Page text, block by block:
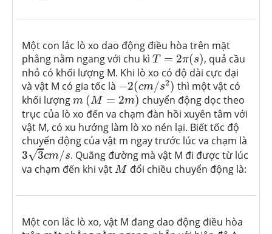
Một con lắc lò xo dao động điều hòa trên mặt
phẳng nằm ngang với chu kì T = 2π(s)
T=2π(s)
, quả cầu
nhỏ có khối lượng M. Khi lò xo có độ dài cực đại
và vật M có gia tốc là −2(cm/s2)
−2(cm/s2) thì một vật có
khối lượng m
m (M = 2m)
(M= 2m)
chuyển động dọc theo
trục của lò xo đến va chạm đàn hồi xuyên tâm với
vật M, có xu hướng làm lò xo nén lại. Biết tốc độ
chuyển động của vật m ngay trước lúc va chạm là
3√3cm/s
33cm/ s
. Quãng đường mà vật M đi được từ lúc
va chạm đến khi vật M
Mđổi chiều chuyển động là:
Một con lắc lò xo, vật M đang dao động điều hòa